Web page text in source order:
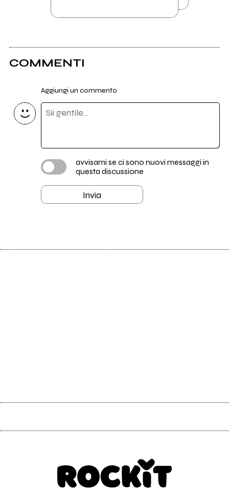
COMMENTI
Aggiungi un commento
avvisami se ci sono nuovi messaggi in
questa discussione
Invia